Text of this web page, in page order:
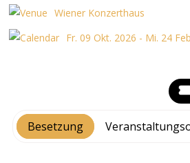
Wiener Konzerthaus
Fr. 09 Okt. 2026 - Mi. 24
Besetzung